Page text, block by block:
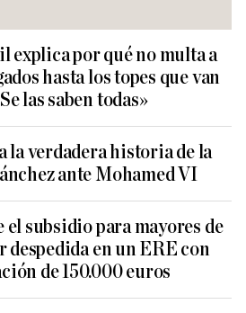
explica por qué no multa a
hasta los topes que van
las saben todas»
la verdadera historia de la
ante Mohamed VI
el subsidio para mayores de
despedida en un ERE con
de 150.000 euros